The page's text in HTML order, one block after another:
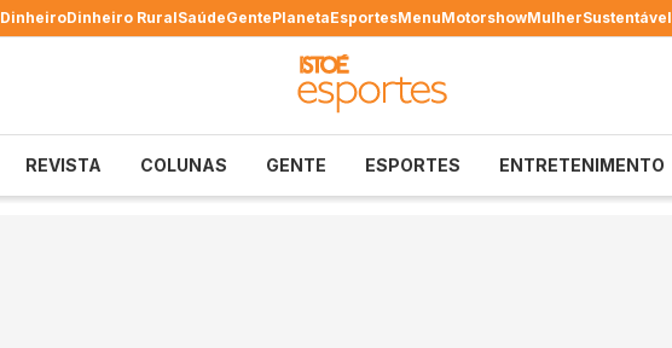
DinheiroDinheiro RuralSaúdeGentePlanetaEsportesMenuMotorshowMulherSustentável
REVISTA COLUNAS GENTE ESPORTES ENTRETENIMENTO